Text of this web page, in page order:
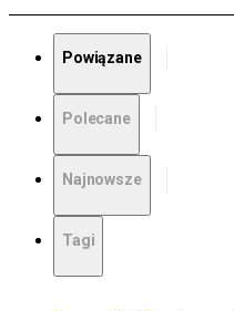
Powiązane
Polecane
Najnowsze
Tagi